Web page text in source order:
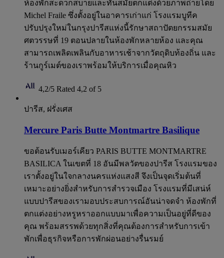
ห้องพักสะดวกสบายและทันสมัยตกแต่งด้วยภาพถ่ายโดย
Michel Fraile ซึ่งตั้งอยู่ในอาคารเก่าแก่ โรงแรมบูทีค
ปรับปรุงใหม่ในกรุงปารีสแห่งนี้รักษาสถาปัตยกรรมสมัย
ศตวรรษที่ 19 ตอนปลายในห้องพักหลายห้อง และคุณ
สามารถเพลิดเพลินกับอาหารเช้าจากวัตถุดิบท้องถิ่น และ
ร้านกูร์เมต์ของเราพร้อมให้บริการเมื่อคุณหิว
4,2/5 Rated 4,2 of 5
ปารีส, ฝรั่งเศส
Mercure Paris Butte Montmartre Basilique
ขอต้อนรับเมอร์เคียว PARIS BUTTE MONTMARTRE
BASILICA ในเขตที่ 18 อันมีพลวัตของปารีส โรงแรมของ
เราตั้งอยู่ในใจกลางนครแห่งแสงสี จึงเป็นจุดเริ่มต้นที่
เหมาะอย่างยิ่งสำหรับการสำรวจเมือง โรงแรมที่มีเสน่ห์
แบบปารีสของเรามอบประสบการณ์อันน่าจดจำ ห้องพักที่
ตกแต่งอย่างหรูหราออกแบบมาเพื่อความเป็นอยู่ที่ดีของ
คุณ พร้อมสรรพด้วยทุกสิ่งที่คุณต้องการสำหรับการเข้า
พักเพื่อธุรกิจหรือการพักผ่อนอย่างรื่นรมย์